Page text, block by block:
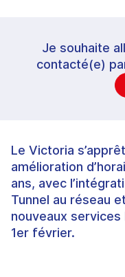
Je souhaite
contacté(e)
Le Victoria
amélioration
ans, avec
Tunnel au réseau
nouveaux
1er février.